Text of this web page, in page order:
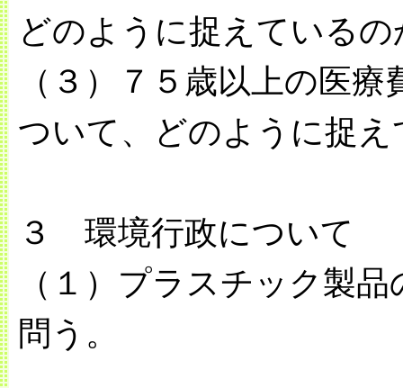
どのように捉えているの
（３）７５歳以上の医
ついて、どのように捉
３ 環境行政について
（１）プラスチック製
問う。